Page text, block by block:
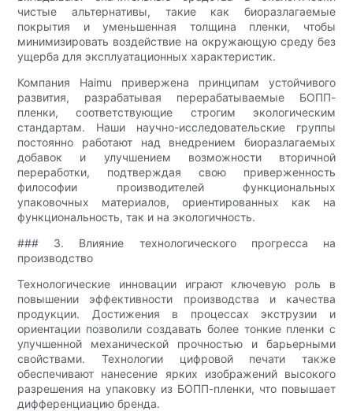
чистые альтернативы, такие как биоразлагаемые
покрытия и уменьшенная толщина пленки, чтобы
минимизировать воздействие на окружающую среду без
ущерба для эксплуатационных характеристик.
Компания Haimu привержена принципам устойчивого
развития, разрабатывая перерабатываемые БОПП-
пленки, соответствующие строгим экологическим
стандартам. Наши научно-исследовательские группы
постоянно работают над внедрением биоразлагаемых
добавок и улучшением возможности вторичной
переработки, подтверждая свою приверженность
философии производителей функциональных
упаковочных материалов, ориентированных как на
функциональность, так и на экологичность.
### 3. Влияние технологического прогресса на
производство
Технологические инновации играют ключевую роль в
повышении эффективности производства и качества
продукции. Достижения в процессах экструзии и
ориентации позволили создавать более тонкие пленки с
улучшенной механической прочностью и барьерными
свойствами. Технологии цифровой печати также
обеспечивают нанесение ярких изображений высокого
разрешения на упаковку из БОПП-пленки, что повышает
дифференциацию бренда.